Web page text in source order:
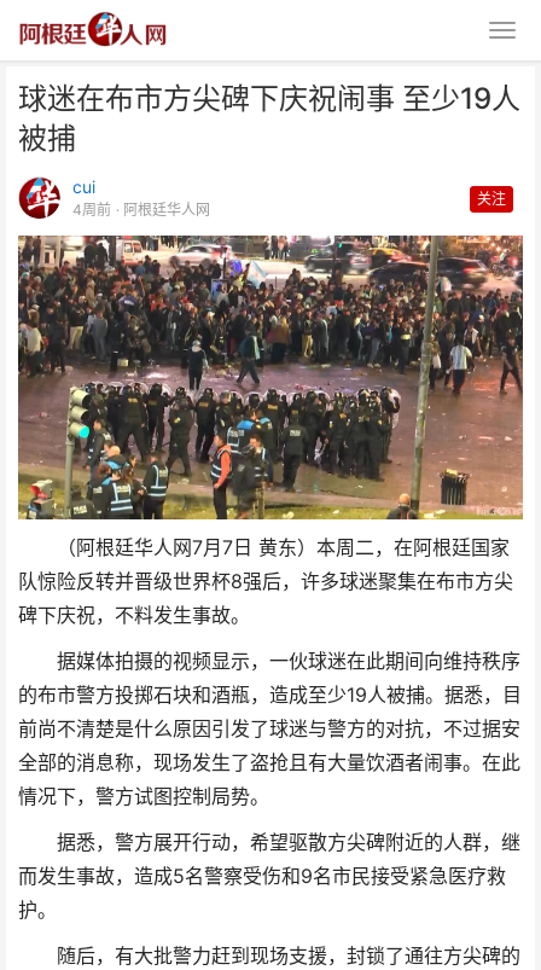
球迷在布市方尖碑下庆祝闹事 至少19人
被捕
cui
4周前 · 阿根廷华人网
关注
（阿根廷华人网7月7日 黄东）本周二，在阿根廷国家
队惊险反转并晋级世界杯8强后，许多球迷聚集在布市方尖
碑下庆祝，不料发生事故。
据媒体拍摄的视频显示，一伙球迷在此期间向维持秩序
的布市警方投掷石块和酒瓶，造成至少19人被捕。据悉，目
前尚不清楚是什么原因引发了球迷与警方的对抗，不过据安
全部的消息称，现场发生了盗抢且有大量饮酒者闹事。在此
情况下，警方试图控制局势。
据悉，警方展开行动，希望驱散方尖碑附近的人群，继
而发生事故，造成5名警察受伤和9名市民接受紧急医疗救
护。
随后，有大批警力赶到现场支援，封锁了通往方尖碑的
球迷在布市方尖碑下庆祝闹事 至
少19人被捕